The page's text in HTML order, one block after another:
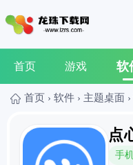
首页 游戏 软
首页 › 软件 › 主题桌面 ›
点
手